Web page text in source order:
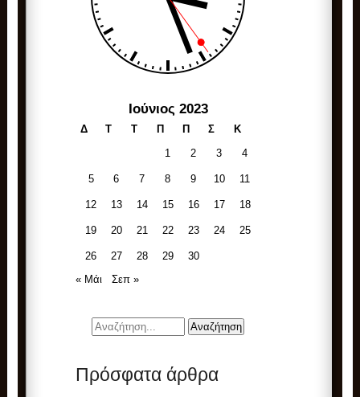
Ιούνιος 2023
Δ Τ Τ Π Π Σ
Κ
1
2 3 4
5 6 7 8 9 10 11
12 13 14 15 16 17 18
19 20 21 22 23 24 25
26 27 28 29
30
« Μάι
Σεπ »
Πρόσφατα άρθρα